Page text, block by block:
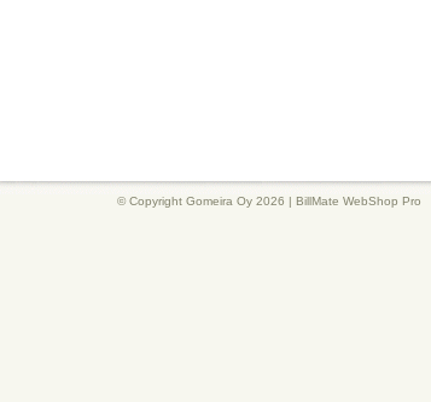
© Copyright Gomeira Oy 2026 | BillMate WebShop Pro